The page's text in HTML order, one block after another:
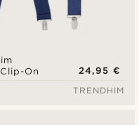
On
24,95 €
TRENDHIM